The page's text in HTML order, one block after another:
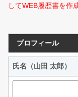
してWEB履歴書を作
プロフィール
氏名（山田 太郎）